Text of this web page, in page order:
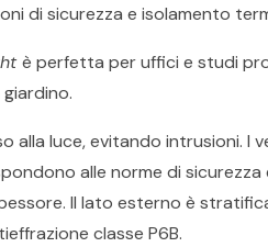
di sicurezza e isolamento
è perfetta per uffici e studi
alla luce, evitando intrusioni.
alle norme di
Il lato esterno è
classe P6B.